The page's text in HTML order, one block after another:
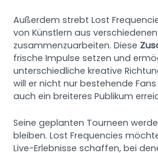
Außerdem strebt Lost
von Künstlern aus
zusammenzuarbeiten. Diese
frische Impulse setzen und
unterschiedliche kreative
will er nicht nur bestehende
auch ein breiteres Publikum
Seine geplanten Tourneen
bleiben. Lost Frequencies
Live-Erlebnisse schaffen, bei